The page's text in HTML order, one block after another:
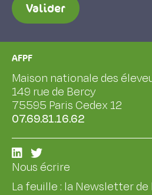
Valider
AFPF
Maison nationale des
149 rue de Bercy
75595 Paris Cedex 12
07.69.81.16.62
Nous écrire
La feuille : la Newsletter de